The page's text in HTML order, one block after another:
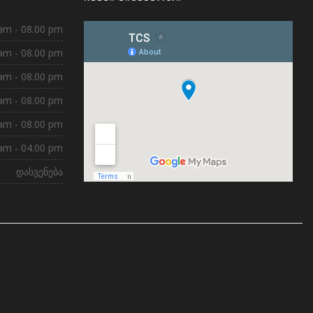
- 08.00 pm
- 08.00 pm
- 08.00 pm
- 08.00 pm
- 08.00 pm
- 04.00 pm
დასვენება